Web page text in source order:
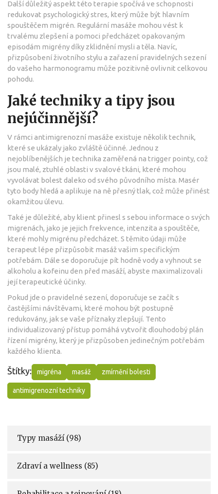
Další důležitý aspekt této terapie spočívá ve schopnosti
redukovat psychologický stres, který může být hlavním
spouštěčem migrén. Regulární masáže mohou vést k
trvalému zlepšení a pomoci předcházet opakovaným
episodám migrény díky zklidnění mysli a těla. Navíc,
přizpůsobení životního stylu a zařazení pravidelných sezení
do vašeho harmonogramu může pozitivně ovlivnit celkovou
pohodu.
Jaké techniky a tipy jsou
nejúčinnější?
V rámci antimigrenozní masáže existuje několik technik,
které se ukázaly jako zvláště účinné. Jednou z
nejoblíbenějších je technika zaměřená na trigger pointy, což
jsou malé, ztuhlé oblasti v svalové tkáni, které mohou
vyvolávat bolest daleko od svého původního místa. Masér
tyto body hledá a aplikuje na ně přesný tlak, což může přinést
okamžitou úlevu.
Také je důležité, aby klient přinesl s sebou informace o svých
migrenách, jako je jejich frekvence, intenzita a spouštěče,
které mohly migrénu předcházet. S těmito údaji může
terapeut lépe přizpůsobit masáž vašim specifickým
potřebám. Dále se doporučuje pít hodně vody a vyhnout se
alkoholu a kofeinu den před masáží, abyste maximalizovali
její terapeutické účinky.
Pokud jde o pravidelné sezení, doporučuje se začít s
častějšími návštěvami, které mohou být postupně
redukovány, jak se vaše příznaky zlepšují. Tento
individualizovaný přístup pomáhá vytvořit dlouhodobý plán
řízení migrény, který je přizpůsoben jedinečným potřebám
každého klienta.
Štítky: migréna masáž zmírnění bolesti
antimigrenozní techniky
Typy masáží (98)
Zdraví a wellness (85)